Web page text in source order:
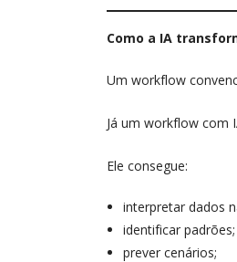
Como a IA
Um workflow
Já um workflow com
Ele consegue:
interpretar dados
identificar padrões;
prever cenários;